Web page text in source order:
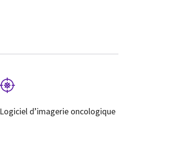
Logiciel d’imagerie oncologique